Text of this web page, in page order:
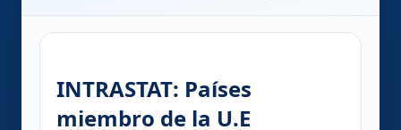
INTRASTAT: Países
miembro de la U.E